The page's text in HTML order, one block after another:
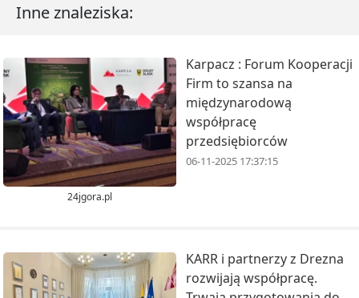
Inne znaleziska:
24jgora.pl
Karpacz : Forum Kooperacji
Firm to szansa na
międzynarodową
współpracę
przedsiębiorców
06-11-2025 17:37:15
KARR i partnerzy z Drezna
rozwijają współpracę.